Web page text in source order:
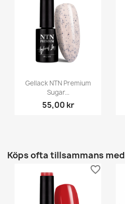
Gellack NTN Premium
Sugar...
55,00 kr
Köps ofta tillsammans med
favorite_border